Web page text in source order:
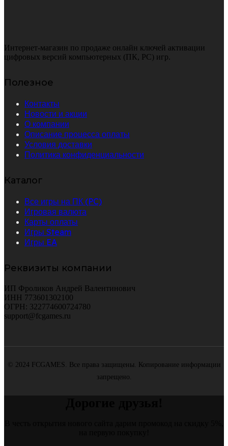
Интернет-магазин по продаже онлайн ключей активации
цифровых версий компьютерных (ПК, PC) игр.
Полезное
Контакты
Новости и акции
О компании
Описание процесса оплаты
Условия доставки
Политика конфиденциальности
Каталог
Все игры на ПК (PC)
Игровая валюта
Карты оплаты
Игры Steam
Игры EA
Реквизиты компании
ИП Фроликов Андрей Валентинович
ИНН 773601302100
ОГРН: 322774600724780
support@fcgames.ru
© 2024 FCGAMES. Все права защищены. Копирование информации
запрещено.